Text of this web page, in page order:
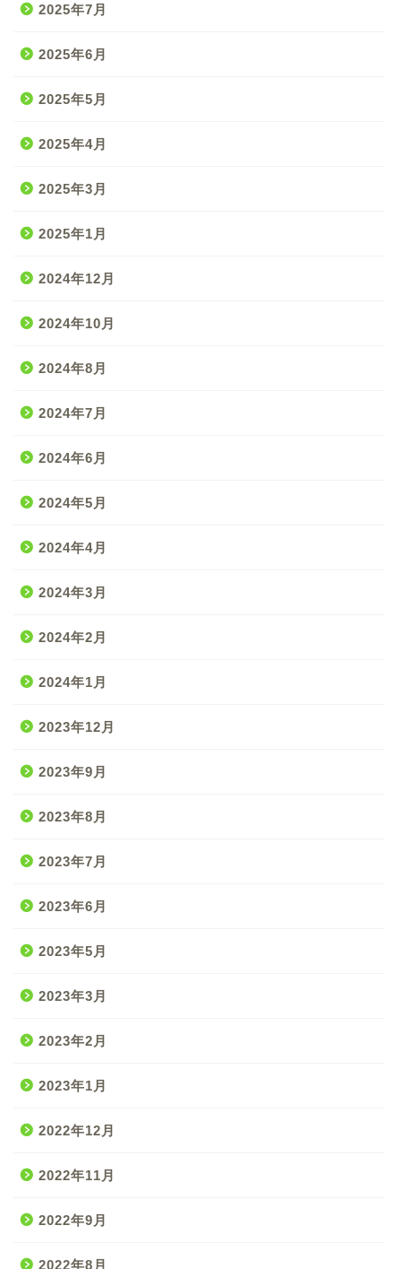
2025年7月
2025年6月
2025年5月
2025年4月
2025年3月
2025年1月
2024年12月
2024年10月
2024年8月
2024年7月
2024年6月
2024年5月
2024年4月
2024年3月
2024年2月
2024年1月
2023年12月
2023年9月
2023年8月
2023年7月
2023年6月
2023年5月
2023年3月
2023年2月
2023年1月
2022年12月
2022年11月
2022年9月
2022年8月